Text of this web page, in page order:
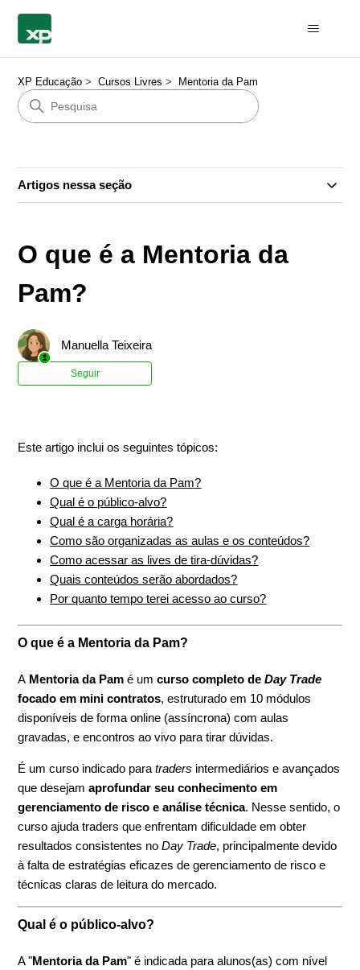
XP Educação Cursos Livres Mentoria da Pam
Artigos nessa seção
O que é a Mentoria da
Pam?
Manuella Teixeira
Seguir
Este artigo inclui os seguintes tópicos:
O que é a Mentoria da Pam?
Qual é o público-alvo?
Qual é a carga horária?
Como são organizadas as aulas e os conteúdos?
Como acessar as lives de tira-dúvidas?
Quais conteúdos serão abordados?
Por quanto tempo terei acesso ao curso?
O que é a Mentoria da Pam?
A Mentoria da Pamé umcurso completo deDay Trade
focado em mini contratos, estruturado em 10 módulos
disponíveis de forma online (assíncrona) com aulas
gravadas, e encontros ao vivo para tirar dúvidas.
É um curso indicado paratraders intermediários e avançados
que desejamaprofundar seu conhecimento em
gerenciamento de risco e análise técnica. Nesse sentido, o
curso ajuda traders que enfrentam dificuldade em obter
resultados consistentes noDay Trade, principalmente devido
à falta de estratégias eficazes de gerenciamento de risco e
técnicas claras de leitura do mercado.
Qual é o público-alvo?
A "Mentoria da Pam" é indicada para alunos(as) com nível